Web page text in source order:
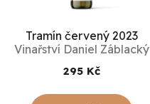
p Tramín červený 2023
Vinařství Daniel Záblacký
295 Kč